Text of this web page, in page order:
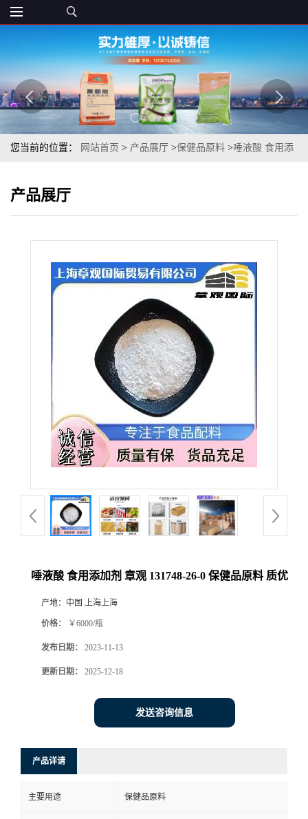
您当前的位置： 网站首页 > 产品展厅 >保健品原料 >唾液酸 食用添
产品展厅
唾液酸 食用添加剂 章观 131748-26-0 保健品原料 质优
产地： 中国 上海上海
价格： ￥6000/瓶
发布日期： 2023-11-13
更新日期： 2025-12-18
发送咨询信息
产品详请
主要用途 保健品原料